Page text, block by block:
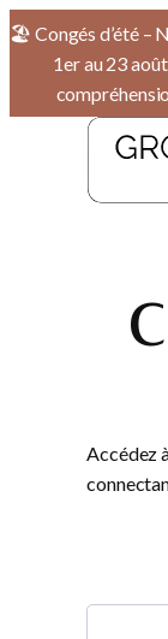
🏖️ Congés d’été –
1er au 23
Accédez
Panneau de gestion